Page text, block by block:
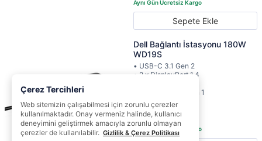
Sepete Ekle
Dell Bağlantı İstasyonu 180W
WD19S
• USB-C 3.1 Gen 2
• 2 x DisplayPort 1.4
• 2 x USB-A 3.1 Gen 1
• Gigabit Ethernet
8.809,00 TL
Çerez Tercihleri
Web sitemizin çalışabilmesi için zorunlu çerezler
kullanılmaktadır. Onay vermeniz halinde, kullanıcı
deneyimini geliştirmek amacıyla zorunlu olmayan
çerezler de kullanılabilir. Gizlilik & Çerez Politikası